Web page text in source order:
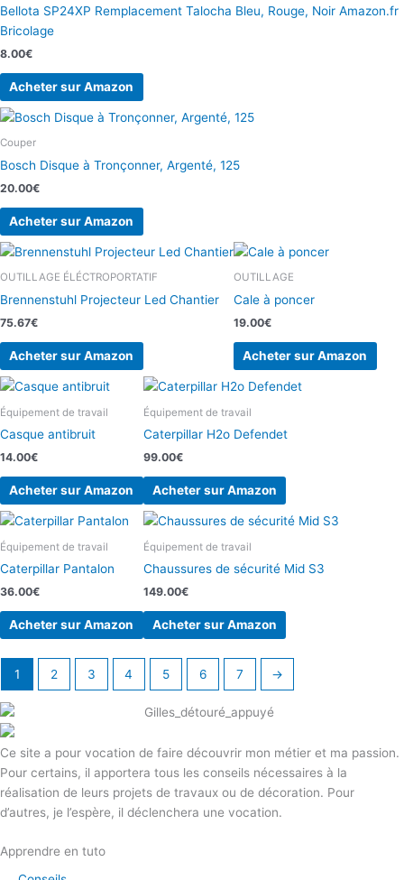
Bellota SP24XP Remplacement Talocha Bleu, Rouge, Noir Amazon.fr
Bricolage
8.00€
Acheter sur Amazon
Couper
Bosch Disque à Tronçonner, Argenté, 125
20.00€
Acheter sur Amazon
OUTILLAGE ÉLÉCTROPORTATIF
Brennenstuhl Projecteur Led Chantier
75.67€
Acheter sur Amazon
OUTILLAGE
Cale à poncer
19.00€
Acheter sur Amazon
Équipement de travail
Casque antibruit
14.00€
Acheter sur Amazon
Équipement de travail
Caterpillar H2o Defendet
99.00€
Acheter sur Amazon
Équipement de travail
Caterpillar Pantalon
36.00€
Acheter sur Amazon
Équipement de travail
Chaussures de sécurité Mid S3
149.00€
Acheter sur Amazon
1 2 3 4 5 6 7 →
Ce site a pour vocation de faire découvrir mon métier et ma passion.
Pour certains, il apportera tous les conseils nécessaires à la
réalisation de leurs projets de travaux ou de décoration. Pour
d’autres, je l’espère, il déclenchera une vocation.
Apprendre en tuto